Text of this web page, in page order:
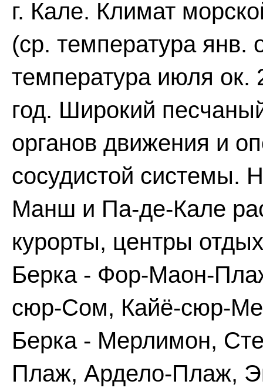
г. Кале. Климат
(ср. температура янв.
температура июля ок.
год. Широкий
органов движения и
сосудистой системы.
Манш и Па-де-Кале
курорты, центры
Берка - Фор-Маон-
сюр-Сом, Кайё-сюр-
Берка - Мерлимон,
Плаж, Ардело-Плаж,